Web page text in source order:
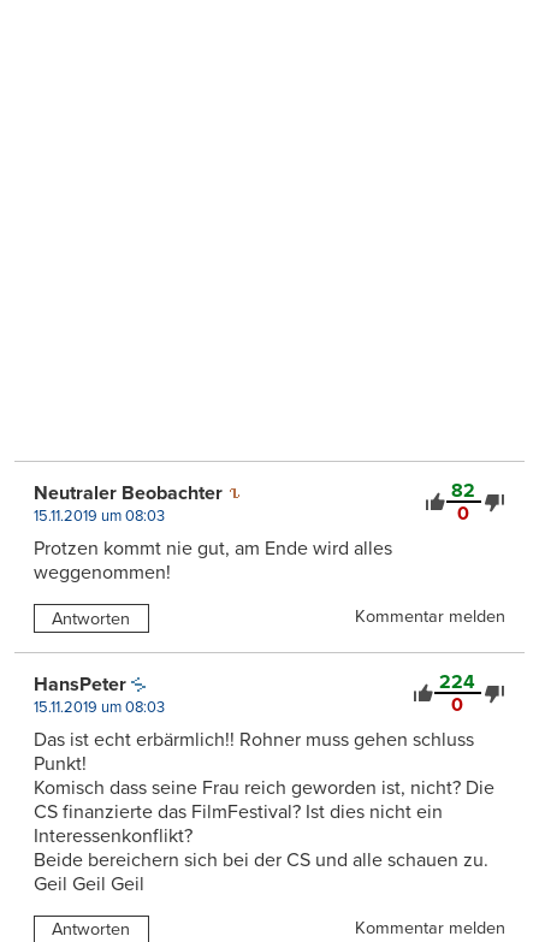
82
0
Neutraler Beobachter
15.11.2019 um 08:03
Protzen kommt nie gut, am Ende wird alles
weggenommen!
Antworten Kommentar melden
224
0
HansPeter
15.11.2019 um 08:03
Das ist echt erbärmlich!! Rohner muss gehen schluss
Punkt!
Komisch dass seine Frau reich geworden ist, nicht? Die
CS finanzierte das FilmFestival? Ist dies nicht ein
Interessenkonflikt?
Beide bereichern sich bei der CS und alle schauen zu.
Geil Geil Geil
Antworten Kommentar melden